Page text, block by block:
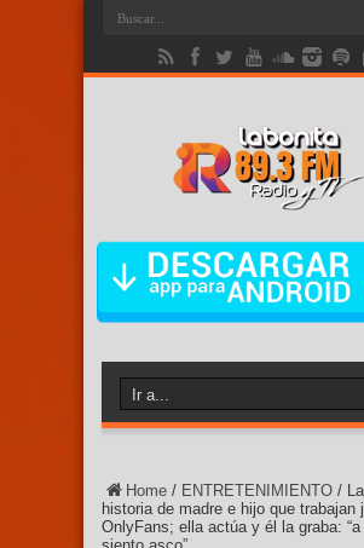
Home / ENTRETENIMIENTO /
historia de madre e hijo que trabajan
OnlyFans; ella actúa y él la graba: